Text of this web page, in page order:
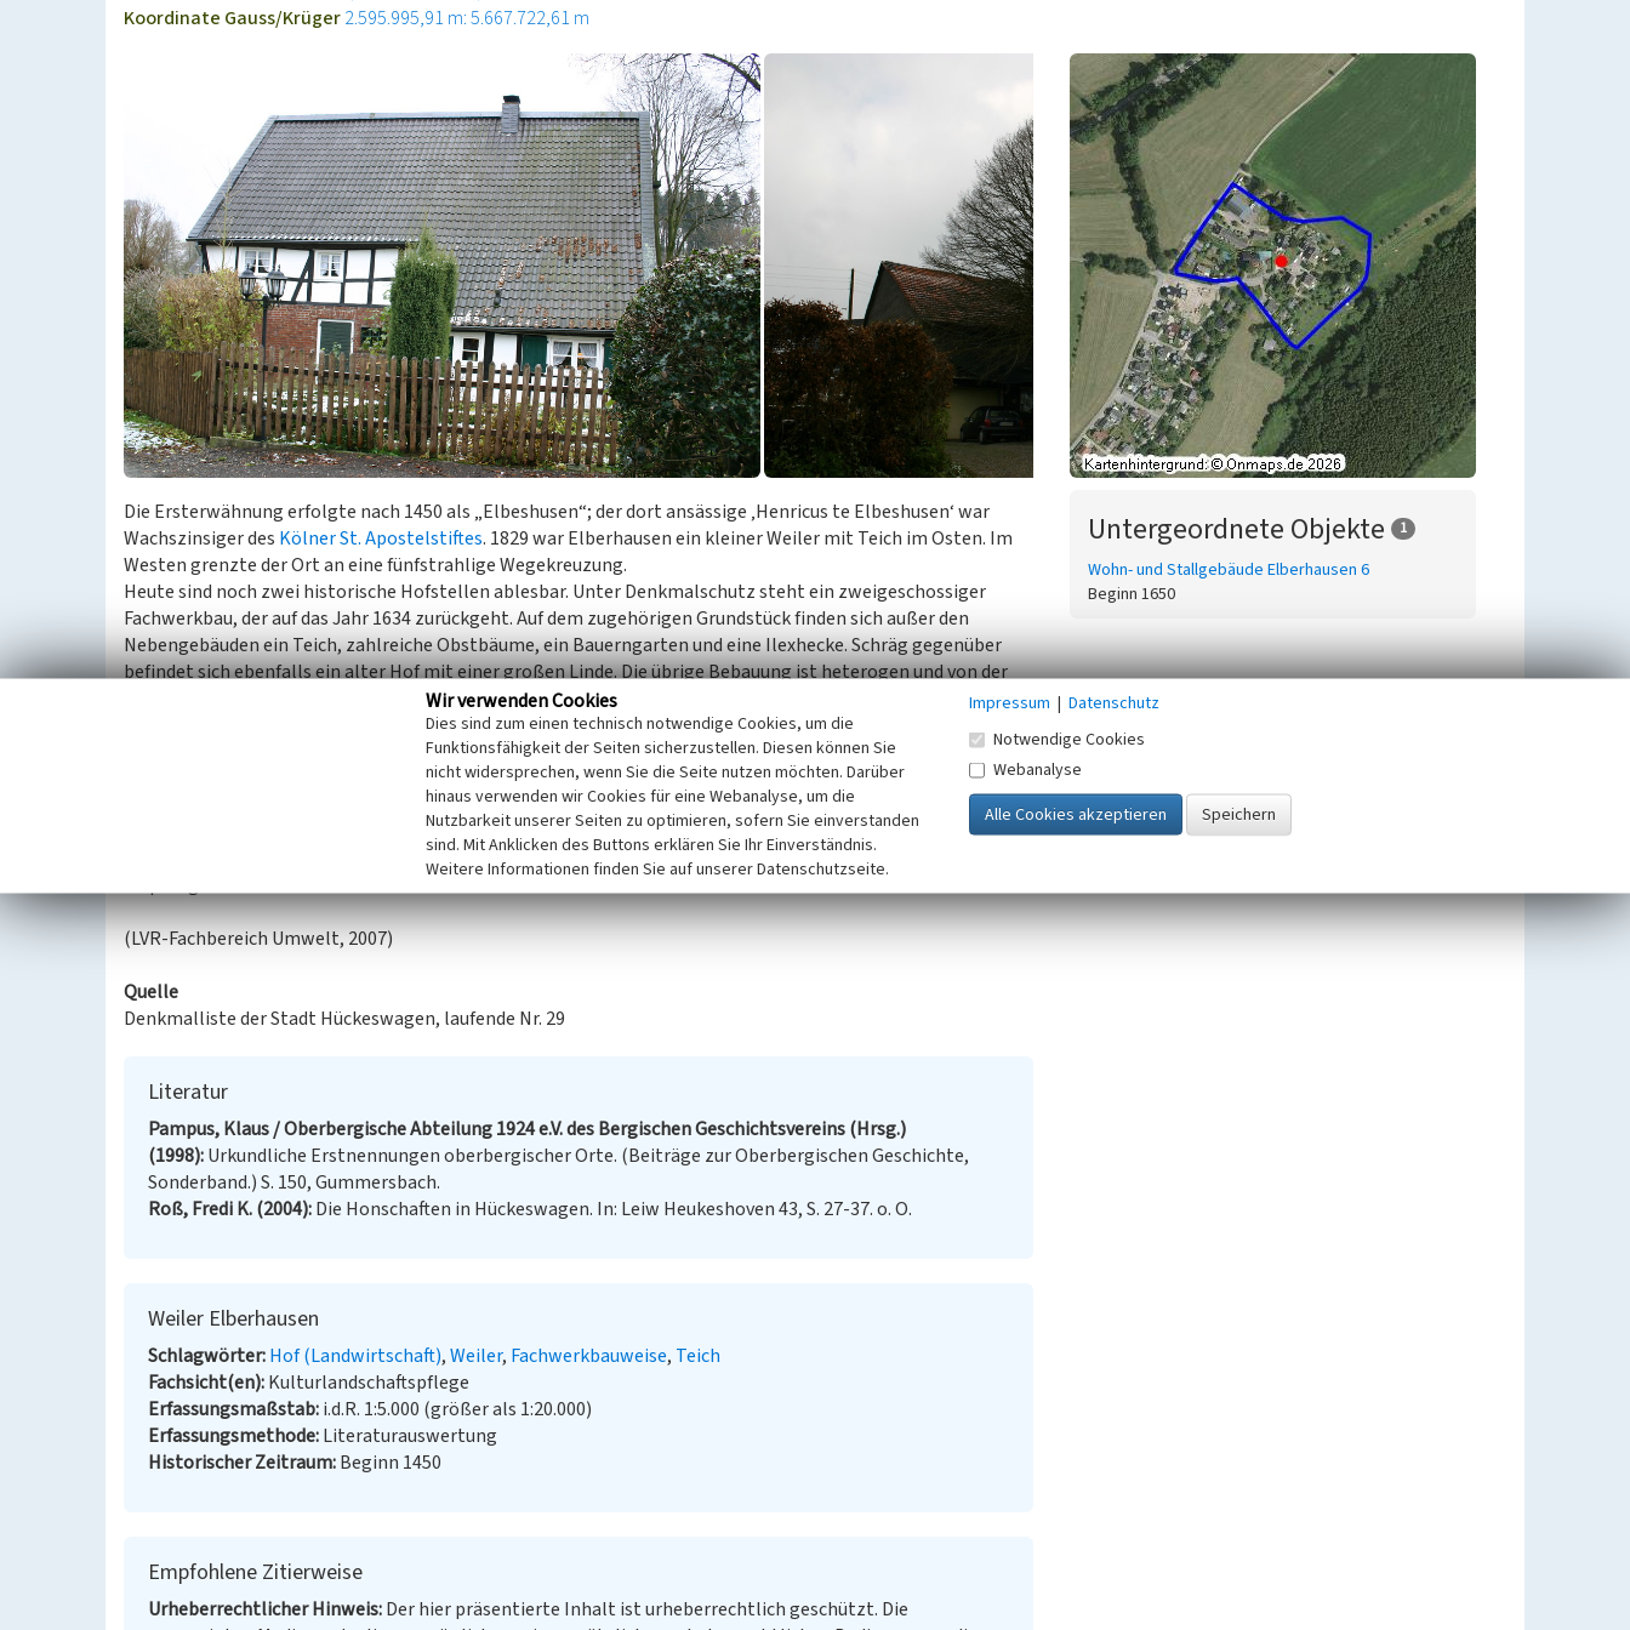
Koordinate Gauss/Krüger2.595.995,91 m: 5.667.722,61 m
Die Ersterwähnung erfolgte nach 1450 als „Elbeshusen“; der dort ansässige ‚Henricus te Elbeshusen‘ war
Wachszinsiger des Kölner St. Apostelstiftes. 1829 war Elberhausen ein kleiner Weiler mit Teich im Osten. Im
Westen grenzte der Ort an eine fünfstrahlige Wegekreuzung.
Heute sind noch zwei historische Hofstellen ablesbar. Unter Denkmalschutz steht ein zweigeschossiger
Fachwerkbau, der auf das Jahr 1634 zurückgeht. Auf dem zugehörigen Grundstück finden sich außer den
Nebengebäuden ein Teich, zahlreiche Obstbäume, ein Bauerngarten und eine Ilexhecke. Schräg gegenüber
befindet sich ebenfalls ein alter Hof mit einer großen Linde. Die übrige Bebauung ist heterogen und von der
Entstehungszeit durchmischt. Sie ist weitgehend seit den 60er Jahren entstanden. Elberhausen gehörte nach
der Hebeliste von 1881 zur Berghauser Honschaft.
Im Süden schließt sich eine einreihige Wochenendhausbebauung aus den 1960er Jahren an Elberhausen. Ihre
Entstehung ist in Zusammenhang mit der in geringer Entfernung liegenden, erweiterten Bevertalsperre zu
sehen. In den 1960er Jahren entstanden zahlreiche mit der Erholungsfunktion der Bevertalsperre in
Verbindung stehende Elemente. Straßenseitig haben die einstöckigen Holzhäuschen weitgehend ihr
(LVR-Fachbereich Umwelt, 2007)
Quelle
Denkmalliste der Stadt Hückeswagen, laufende Nr. 29
Literatur
Pampus, Klaus / Oberbergische Abteilung 1924 e.V. des Bergischen Geschichtsvereins (Hrsg.)
(1998) Urkundliche Erstnennungen oberbergischer Orte. (Beiträge zur Oberbergischen Geschichte,
Sonderband.) S. 150, Gummersbach.
Roß, Fredi K. (2004) Die Honschaften in Hückeswagen. In: Leiw Heukeshoven 43, S. 27-37. o. O.
Weiler Elberhausen
Schlagwörter Hof (Landwirtschaft) Weiler Fachwerkbauweise Teich
Fachsicht(en) Kulturlandschaftspflege
Erfassungsmaßstab i.d.R. 1:5.000 (größer als 1:20.000)
Erfassungsmethode Literaturauswertung
Historischer Zeitraum Beginn 1450
Empfohlene Zitierweise
Urheberrechtlicher Hinweis Der hier präsentierte Inhalt ist urheberrechtlich geschützt. Die
Untergeordnete Objekte 1
Wohn- und Stallgebäude Elberhausen 6
Beginn 1650
Wir verwenden Cookies
Dies sind zum einen technisch notwendige Cookies, um die
Funktionsfähigkeit der Seiten sicherzustellen. Diesen können Sie
nicht widersprechen, wenn Sie die Seite nutzen möchten. Darüber
hinaus verwenden wir Cookies für eine Webanalyse, um die
Nutzbarkeit unserer Seiten zu optimieren, sofern Sie einverstanden
sind. Mit Anklicken des Buttons erklären Sie Ihr Einverständnis.
Weitere Informationen finden Sie auf unserer Datenschutzseite.
Impressum | Datenschutz
Notwendige Cookies
Webanalyse